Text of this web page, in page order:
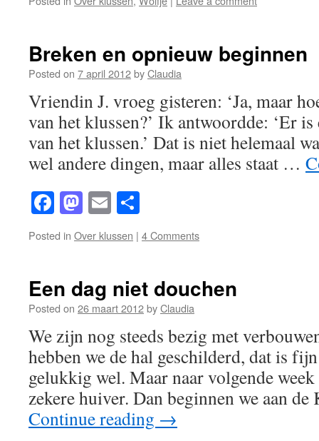
Breken en opnieuw beginnen
Posted on 7 april 2012byClaudia
Vriendin J. vroeg gisteren: ‘Ja, maar
van het klussen?’ Ik antwoordde: ‘Er
van het klussen.’ Dat is niet helemaal
wel andere dingen, maar alles staat …
Facebook
Mastodon
Email
Posted in Over klussen | 4 Comments
Een dag niet douchen
Posted on 26 maart 2012byClaudia
We zijn nog steeds bezig met
hebben we de hal geschilderd, dat is
gelukkig wel. Maar naar volgende week
zekere huiver. Dan beginnen we aan
Continue reading →